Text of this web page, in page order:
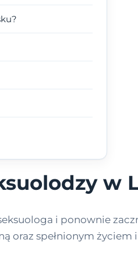
w
i ponownie
oraz spełnionym życiem